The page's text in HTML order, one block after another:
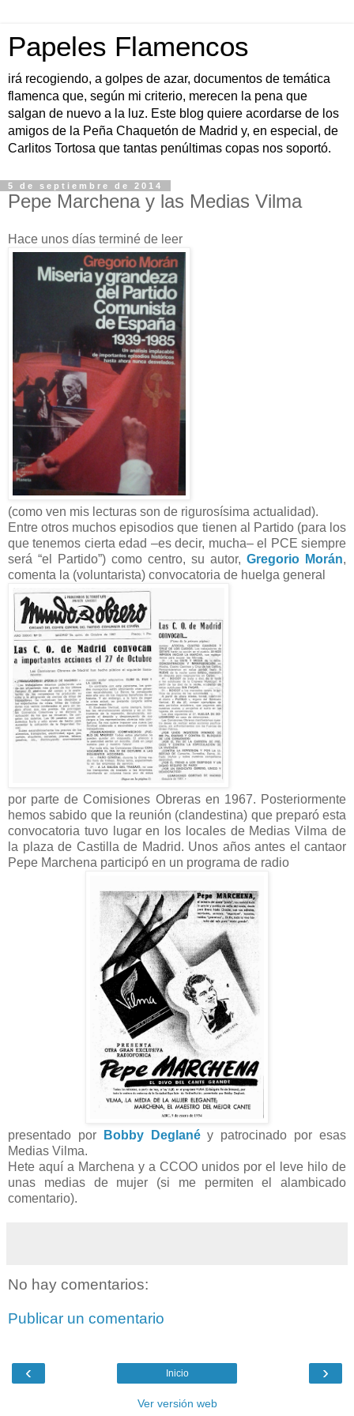
Papeles Flamencos
irá recogiendo, a golpes de azar, documentos de temática
flamenca que, según mi criterio, merecen la pena que
salgan de nuevo a la luz. Este blog quiere acordarse de los
amigos de la Peña Chaquetón de Madrid y, en especial, de
Carlitos Tortosa que tantas penúltimas copas nos soportó.
5 de septiembre de 2014
Pepe Marchena y las Medias Vilma
Hace unos días terminé de leer
(como ven mis lecturas son de rigurosísima actualidad).
Entre otros muchos episodios que tienen al Partido (para los
que tenemos cierta edad –es decir, mucha– el PCE siempre
será “el Partido”) como centro, su autor, Gregorio Morán,
comenta la (voluntarista) convocatoria de huelga general
por parte de Comisiones Obreras en 1967. Posteriormente
hemos sabido que la reunión (clandestina) que preparó esta
convocatoria tuvo lugar en los locales de Medias Vilma de
la plaza de Castilla de Madrid. Unos años antes el cantaor
Pepe Marchena participó en un programa de radio
presentado por Bobby Deglanéy patrocinado por esas
Medias Vilma.
Hete aquí a Marchena y a CCOO unidos por el leve hilo de
unas medias de mujer (si me permiten el alambicado
comentario).
No hay comentarios:
Publicar un comentario
‹ ›
Inicio
Ver versión web